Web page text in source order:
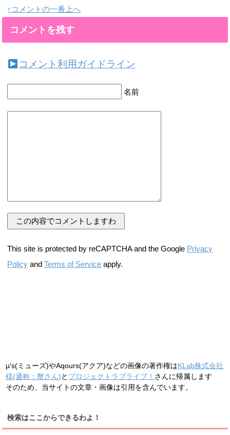
↑コメントの一番上へ
コメントを残す
コメント利用ガイドライン
名前
This site is protected by reCAPTCHA and the Google Privacy
Policy andTerms of Service apply.
μ's(ミューズ)やAqours(アクア)などの画像の著作権はKLab株式会社
様(通称：蟹さん)と プロジェクトラブライブ！ さんに帰属します
そのため、当サイトの文章・画像は引用を含んでいます。
検索はここからできるわよ！